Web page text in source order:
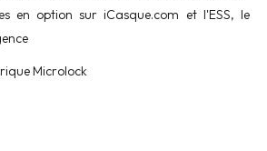
en option sur iCasque.com et l'ESS, le
Microlock